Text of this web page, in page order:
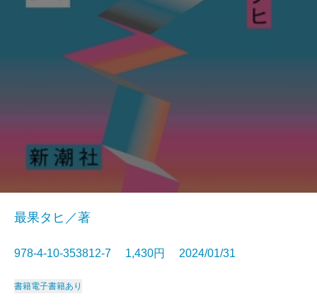
最果タヒ／著
978-4-10-353812-7 1,430円 2024/01/31
書籍電子書籍あり